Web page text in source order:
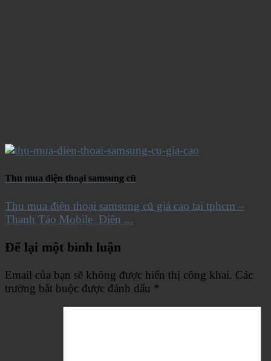
Thu mua điện thoại samsung cũ
Thu mua điện thoại samsung cũ giá cao tại tphcm –
Thanh Táo Mobile Điện ...
Để lại một bình luận
Email của bạn sẽ không được hiển thị công khai. Các
trường bắt buộc được đánh dấu *